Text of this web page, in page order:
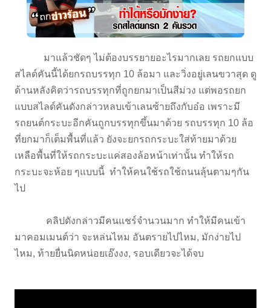
มาแล้วชัดๆ ไม่ต้องบรรยายอะไรมากเลย รถยกแบบ
สไลด์คันนี้ได้ยกรถบรรทุก 10 ล้อมา และวิ่งอยู่เลนขวาสุด ดู
ด้านหลังคิดว่ารถบรรทุกที่ถูกยกมาเป็นสีม่วง แต่พอรถยก
แบบสไลด์คันดังกล่าวหลบเข้าเลนซ้ายถึงกับอ๋อ เพราะมี
รถยนต์กระบะอีกคันถูกบรรทุกขึ้นมาด้วย รถบรรทุก 10 ล้อ
ที่ยกมาก็เต็มพื้นที่แล้ว ยังจะยกรถกระบะใส่ท้ายมาด้วย
เหลือพื้นที่ให้รถกระบะแค่สองล้อหน้าเท่านั้น ทำให้รถ
กระบะจะห้อย ๆแบบนี้ ทำให้คนใช้รถใช้ถนนลุ้นตามๆกัน
ไป
คลิปดังกล่าวมีคนแชร์จำนวนมาก ทำให้มีคนเข้า
มาคอมเมนต์ว่า จะหล่นไหม อันตรายไปไหม, มักง่ายไป
ไหม, ท้ายยื่นนิดหน่อยเอ๊งงง, รอบเดียวจะได้จบ